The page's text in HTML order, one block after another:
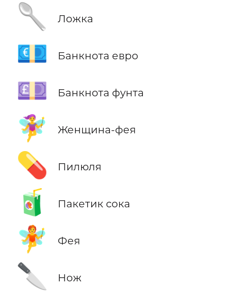
🥄 Ложка
💶 Банкнота евро
💷 Банкнота фунта
🧚‍♀️ Женщина-фея
💊 Пилюля
🧃 Пакетик сока
🧚 Фея
🔪 Нож